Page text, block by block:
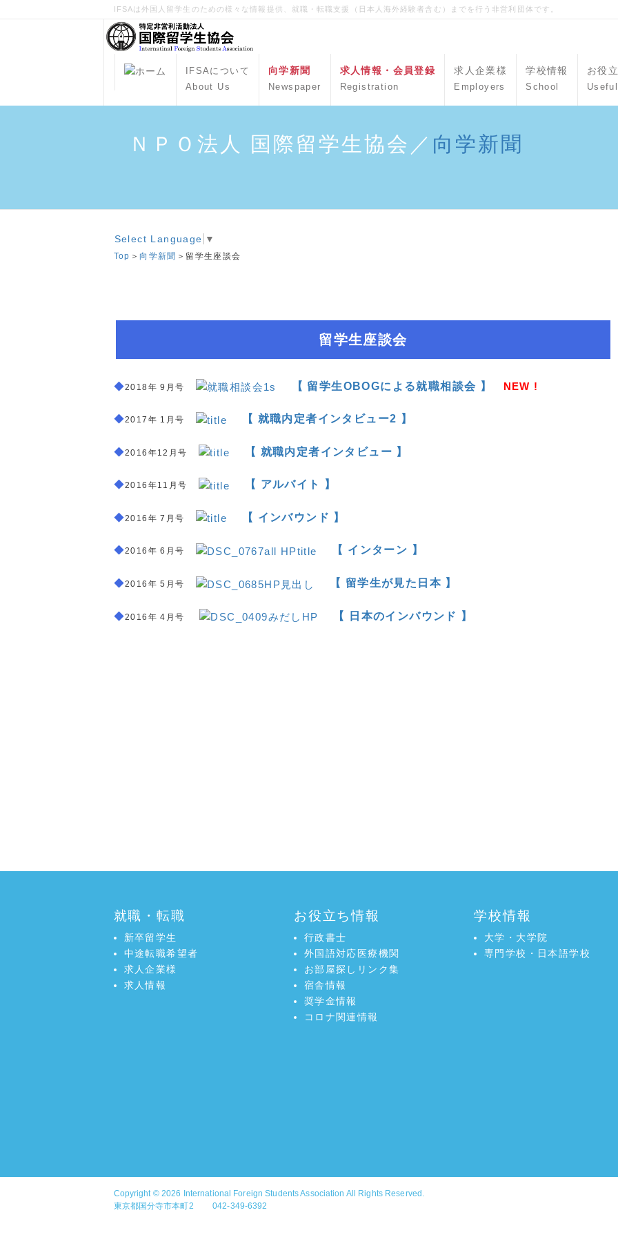
IFSAは外国人留学生のための様々な情報提供、就職・転職支援（日本人海外経験者含む）までを行う非営利団体です。
IFSAについて
About Us
向学新聞
Newspaper
求人情報・会員登録
Registration
求人企業様
Employers
学校情報
School
お役
ＮＰＯ法人 国際留学生協会／ 向学新聞
Select Language ▼
Top ＞向学新聞 ＞留学生座談会
留学生座談会
◆2018年 9月号 【 留学生OBOGによる就職相談会 】 NEW !
◆2017年 1月号 【 就職内定者インタビュー2 】
◆2016年12月号 【 就職内定者インタビュー 】
◆2016年11月号 【 アルバイト 】
◆2016年 7月号 【 インバウンド 】
◆2016年 6月号 【 インターン 】
◆2016年 5月号 【 留学生が見た日本 】
◆2016年 4月号 【 日本のインバウンド 】
就職・転職
新卒留学生
中途転職希望者
求人企業様
求人情報
お役立ち情報
行政書士
外国語対応医療機関
お部屋探しリンク集
宿舎情報
奨学金情報
コロナ関連情報
学校情報
大学・大学院
専門学校・日本語学校
Copyright © 2026 International Foreign Students Association All Rights Reserved.
東京都国分寺市本町2 042-349-6392